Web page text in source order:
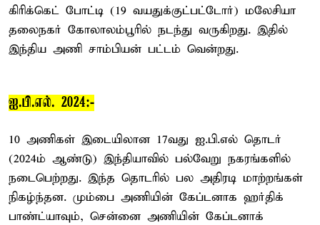
கிரிக்கெட் போட்டி (19 வயதுக்குட்பட்டோர்) மலேசியா
தலைநகர் கோலாலம்பூரில் நடந்து வருகிறது. இதில்
இந்திய அணி சாம்பியன் பட்டம் வென்றது.
ஐ.பி.எல். 2024:-
10 அணிகள் இடையிலான 17வது ஐ.பி.எல் தொடர்
(2024ம் ஆண்டு) இந்தியாவில் பல்வேறு நகரங்களில்
நடைபெற்றது. இந்த தொடரில் பல அதிரடி மாற்றங்கள்
நிகழ்ந்தன. மும்பை அணியின் கேப்டனாக ஹர்திக்
பாண்ட்யாவும், சென்னை அணியின் கேப்டனாக்